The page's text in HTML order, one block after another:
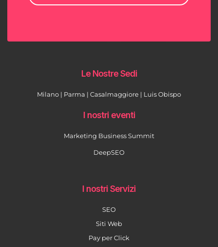
Le Nostre Sedi
Milano | Parma | Casalmaggiore | Luis Obispo
I nostri eventi
Marketing Business Summit
DeepSEO
I nostri Servizi
SEO
Siti Web
Pay per Click